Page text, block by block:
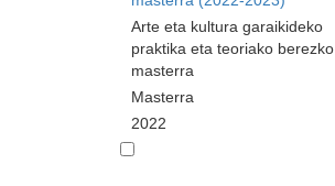
Arte eta kultura garaikideko
praktika eta teoriako berezko
masterra
Masterra
2022